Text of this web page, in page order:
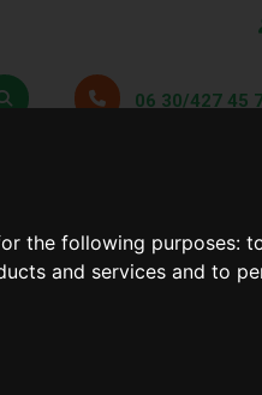
the following purposes:
and services and to
06 30/427 45